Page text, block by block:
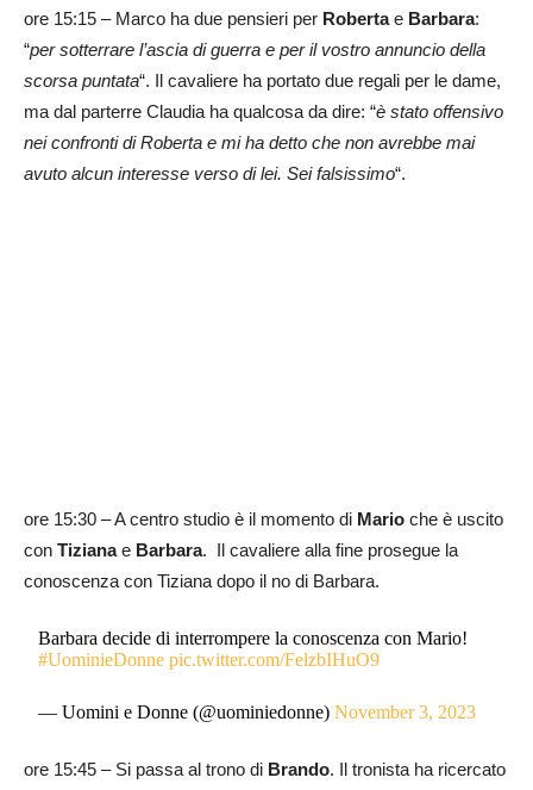
ore 15:15 – Marco ha due pensieri per Robertae Barbara:
“per sotterrare l’ascia di guerra e per il vostro annuncio della
scorsa puntata“. Il cavaliere ha portato due regali per le dame,
ma dal parterre Claudia ha qualcosa da dire: “è stato offensivo
nei confronti di Roberta e mi ha detto che non avrebbe mai
avuto alcun interesse verso di lei. Sei falsissimo“.
ore 15:30 – A centro studio è il momento di Mario che è uscito
con Tizianae Barbara. Il cavaliere alla fine prosegue la
conoscenza con Tiziana dopo il no di Barbara.
Barbara decide di interrompere la conoscenza con Mario!
#UominieDonne pic.twitter.com/FelzbIHuO9
— Uomini e Donne (@uominiedonne)November 3, 2023
ore 15:45 – Si passa al trono di Brando. Il tronista ha ricercato